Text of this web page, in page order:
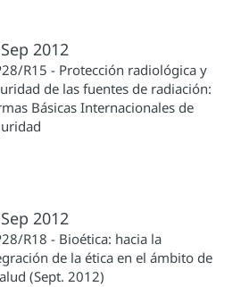
2012
R15 - Protección radiológica y
de las fuentes de radiación:
Básicas Internacionales de
2012
R18 - Bioética: hacia la
de la ética en el ámbito de
(Sept. 2012)